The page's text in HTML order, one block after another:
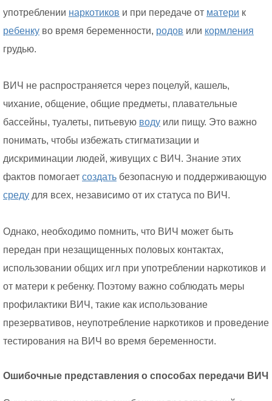
употреблении наркотиков и при передаче от матери к
ребенку во время беременности, родов или кормления
грудью.
ВИЧ не распространяется через поцелуй, кашель,
чихание, общение, общие предметы, плавательные
бассейны, туалеты, питьевую воду или пищу. Это важно
понимать, чтобы избежать стигматизации и
дискриминации людей, живущих с ВИЧ. Знание этих
фактов помогает создать безопасную и поддерживающую
среду для всех, независимо от их статуса по ВИЧ.
Однако, необходимо помнить, что ВИЧ может быть
передан при незащищенных половых контактах,
использовании общих игл при употреблении наркотиков и
от матери к ребенку. Поэтому важно соблюдать меры
профилактики ВИЧ, такие как использование
презервативов, неупотребление наркотиков и проведение
тестирования на ВИЧ во время беременности.
Ошибочные представления о способах передачи ВИЧ